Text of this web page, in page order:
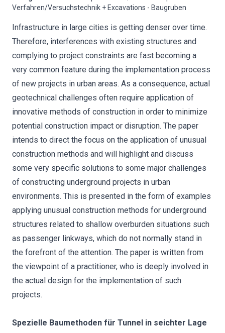
Verfahren/Versuchstechnik + Excavations - Baugruben
Infrastructure in large cities is getting denser over time.
Therefore, interferences with existing structures and
complying to project constraints are fast becoming a
very common feature during the implementation process
of new projects in urban areas. As a consequence, actual
geotechnical challenges often require application of
innovative methods of construction in order to minimize
potential construction impact or disruption. The paper
intends to direct the focus on the application of unusual
construction methods and will highlight and discuss
some very specific solutions to some major challenges
of constructing underground projects in urban
environments. This is presented in the form of examples
applying unusual construction methods for underground
structures related to shallow overburden situations such
as passenger linkways, which do not normally stand in
the forefront of the attention. The paper is written from
the viewpoint of a practitioner, who is deeply involved in
the actual design for the implementation of such
projects.
Spezielle Baumethoden für Tunnel in seichter Lage